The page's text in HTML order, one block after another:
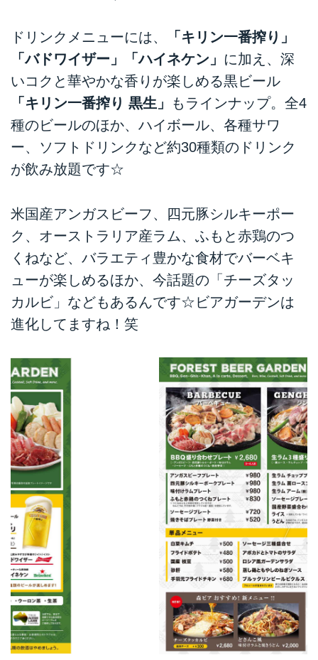
ドリンクメニューには、
「キリン一番搾り」
「バドワイザー」「ハイネケン」 に加え、深
いコクと華やかな香りが楽しめる黒ビール
「キリン一番搾り 黒生」
もラインナップ。全4
種のビールのほか、ハイボール、各種サワ
ー、ソフトドリンクなど約30種類のドリンク
が飲み放題です☆
米国産アンガスビーフ、四元豚シルキーポー
ク、オーストラリア産ラム、ふもと赤鶏のつ
くねなど、バラエティ豊かな食材でバーベキ
ューが楽しめるほか、今話題の「チーズタッ
カルビ」などもあるんです☆ビアガーデンは
進化してますね！笑